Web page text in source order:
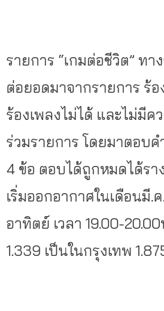
รายการ “เกมต่อชีวิต” ทา
ต่อยอดมาจากรายการ ร้
ร้องเพลงไม่ได้ และไม่มีค
ร่วมรายการ โดยมาตอบ
4 ข้อ ตอบได้ถูกหมดได้รา
เริ่มออกอากาศในเดือนมี.
อาทิตย์ เวลา 19.00-
1.339 เป็นในกรุงเทพ